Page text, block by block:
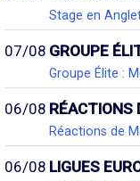
Stage en
07/08 GROUPE
Groupe Élite :
06/08 RÉACTIONS
Réactions de
06/08 LIGUES